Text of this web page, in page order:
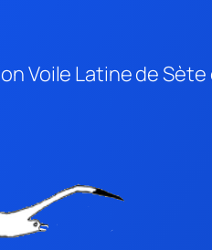
Voile Latine de Sète